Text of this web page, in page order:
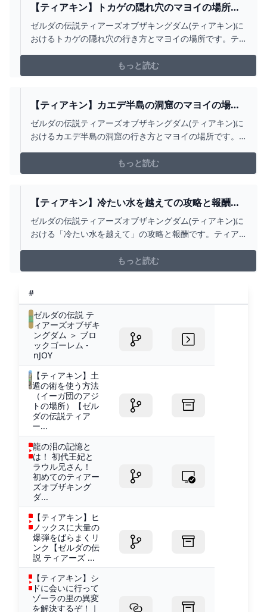
【ティアキン】トカゲの隠れ穴のマヨイの場所と
行き方【ゼルダの伝説ティアーズオブザキングダ
ム】 - ゲームウィズ
ゼルダの伝説ティアーズオブザキングダム(ティアキン)に
おけるトカゲの隠れ穴の行き方とマヨイの場所です。テ
はじめ、行く方法や宝箱(防具)の情報などを掲載していま
す。
もっと読む
【ティアキン】カエデ半島の洞窟のマヨイの場所
と行き方【ゼルダの伝説ティアーズオブザキング
ダム】 - ゲームウィズ
ゼルダの伝説ティアーズオブザキングダム(ティアキン)に
おけるカエデ半島の洞窟の行き方とマヨイの場所です。
置をはじめ、行く方法や宝箱の情報などを掲載していま
す。
もっと読む
【ティアキン】冷たい水を越えての攻略と報酬
【ゼルダの伝説ティアーズオブザキングダム】 -
ゲームウィズ
ゼルダの伝説ティアーズオブザキングダム(ティアキン)に
おける「冷たい水を越えて」の攻略と報酬です。ティア
レンジの攻略情報をまとめています。
もっと読む
#
ゼルダの伝説 テ
ィアーズオブザキ
ングダム ＞ ブロ
ックゴーレム -
nJOY
【ティアキン】土
遁の術を使う方法
（イーガ団のアジ
トの場所）【ゼル
ダの伝説ティア
ー...
龍の泪の記憶と
は！ 初代王妃と
ラウル兄さん！
初めてのティアー
ズオブザキング
ダ...
【ティアキン】ヒ
ノックスに大量の
爆弾をばらまくリ
ンク【ゼルダの伝
説 ティアーズ ...
【ティアキン】シ
ドに会いに行って
ゾーラの里の異変
を解決するぞ！｜